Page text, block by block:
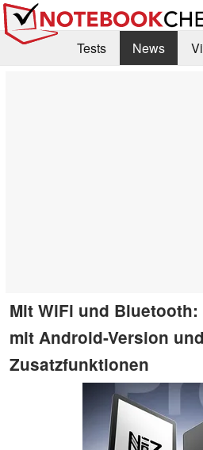
Tests News
Mit WiFi und Bluetooth:
mit Android-Version
Zusatzfunktionen